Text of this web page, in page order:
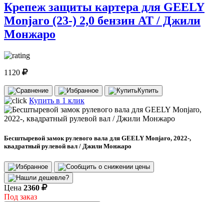
Крепеж защиты картера для GEELY
Monjaro (23-) 2,0 бензин AT / Джили
Монжаро
1120
Купить
Купить в 1 клик
Бесштыревой замок рулевого вала для GEELY Monjaro, 2022-,
квадратный рулевой вал / Джили Монжаро
Цена 2360
Под заказ